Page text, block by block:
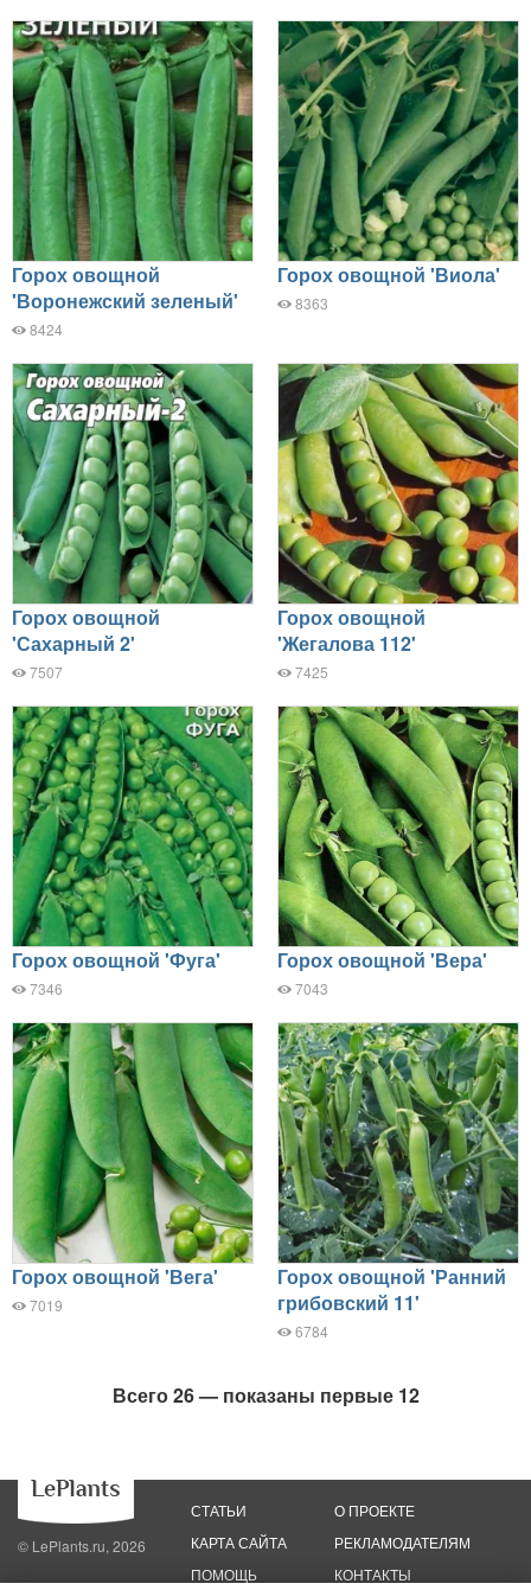
Горох овощной
'Воронежский зеленый'
8424
Горох овощной 'Виола'
8363
Горох овощной
'Сахарный 2'
7507
Горох овощной
'Жегалова 112'
7425
Горох овощной 'Фуга'
7346
Горох овощной 'Вера'
7043
Горох овощной 'Вега'
7019
Горох овощной 'Ранний
грибовский 11'
6784
Всего 26 — показаны первые 12
© LePlants.ru, 2026
СТАТЬИ
КАРТА САЙТА
ПОМОЩЬ
О ПРОЕКТЕ
РЕКЛАМОДАТЕЛЯМ
КОНТАКТЫ